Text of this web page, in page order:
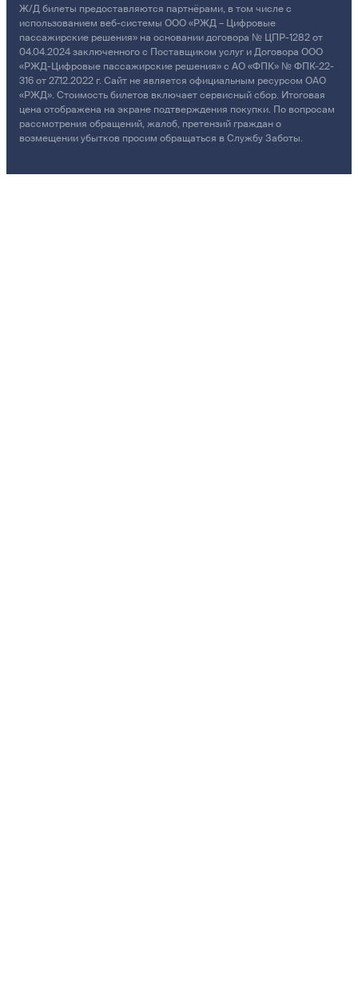
Ж/Д билеты предоставляются партнёрами, в том числе с
использованием веб-системы ООО «РЖД – Цифровые
пассажирские решения» на основании договора № ЦПР-1282 от
04.04.2024 заключенного с Поставщиком услуг и Договора ООО
«РЖД-Цифровые пассажирские решения» с АО «ФПК» № ФПК-22-
316 от 27.12.2022 г. Сайт не является официальным ресурсом ОАО
«РЖД». Стоимость билетов включает сервисный сбор. Итоговая
цена отображена на экране подтверждения покупки. По вопросам
рассмотрения обращений, жалоб, претензий граждан о
возмещении убытков просим обращаться в Службу Заботы.